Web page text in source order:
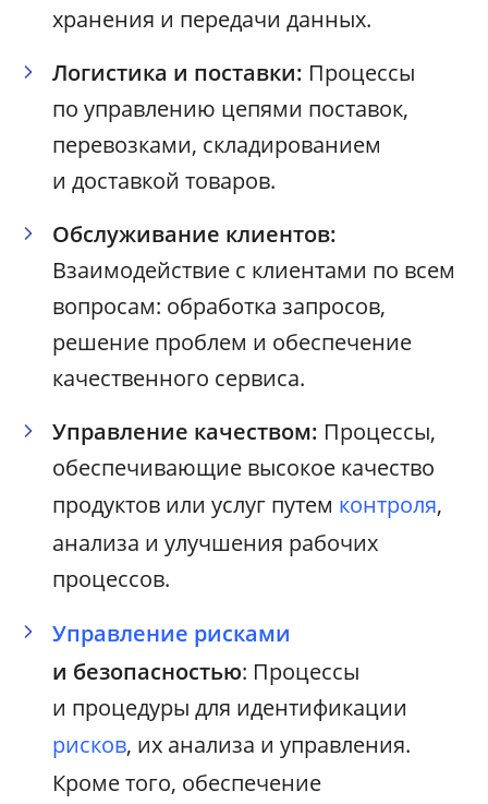
хранения и передачи данных.
Логистика и поставки: Процессы
по управлению цепями поставок,
перевозками, складированием
и доставкой товаров.
Обслуживание клиентов:
Взаимодействие с клиентами по всем
вопросам: обработка запросов,
решение проблем и обеспечение
качественного сервиса.
Управление качеством: Процессы,
обеспечивающие высокое качество
продуктов или услуг путем контроля,
анализа и улучшения рабочих
процессов.
Управление рисками
и безопасностью: Процессы
и процедуры для идентификации
рисков, их анализа и управления.
Кроме того, обеспечение